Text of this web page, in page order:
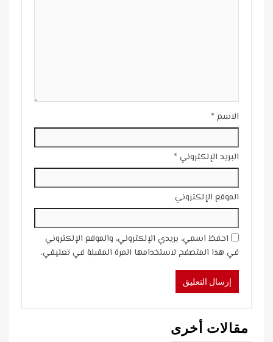
الاسم *
البريد الإلكتروني *
الموقع الإلكتروني
احفظ اسمي، بريدي الإلكتروني، والموقع الإلكتروني
في هذا المتصفح لاستخدامها المرة المقبلة في تعليقي.
مقالات أخرى